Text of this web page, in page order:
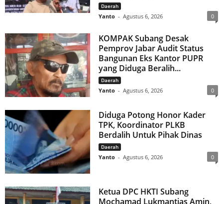
Daerah
Yanto - Agustus 6, 2026 0
KOMPAK Subang Desak
Pemprov Jabar Audit Status
Bangunan Eks Kantor PUPR
yang Diduga Beralih...
Daerah
Yanto - Agustus 6, 2026 0
Diduga Potong Honor Kader
TPK, Koordinator PLKB
Berdalih Untuk Pihak Dinas
Daerah
Yanto - Agustus 6, 2026 0
Ketua DPC HKTI Subang
Mochamad Lukmantias Amin,